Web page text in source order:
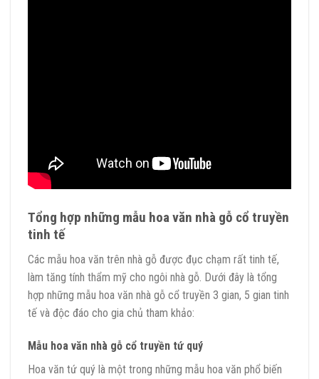
Tổng hợp những mẫu hoa văn nhà gỗ cổ truyền
tinh tế
Các mẫu hoa văn trên nhà gỗ được đục chạm rất tinh tế,
làm tăng tính thẩm mỹ cho ngôi nhà gỗ. Dưới đây là tổng
hợp những mẫu hoa văn nhà gỗ cổ truyền 3 gian, 5 gian tinh
tế và độc đáo cho gia chủ tham khảo:
Mẫu hoa văn nhà gỗ cổ truyền tứ quý
Hoa văn tứ quý là một trong những mẫu hoa văn phổ biến